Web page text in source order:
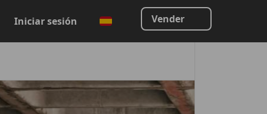
Iniciar sesión Vender